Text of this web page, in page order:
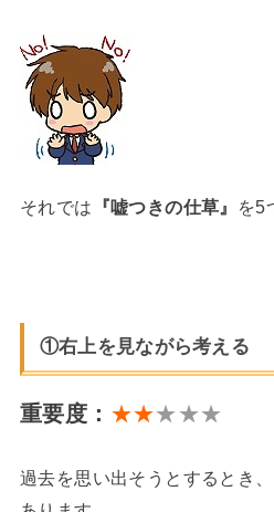
それでは 『嘘つきの仕草』 を5
①右上を見ながら考える
重要度： ★★★★★
過去を思い出そうとするとき